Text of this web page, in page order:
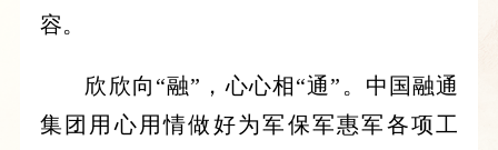
容。
欣欣向“融”，心心相“通”。中国融通
集团用心用情做好为军保军惠军各项工